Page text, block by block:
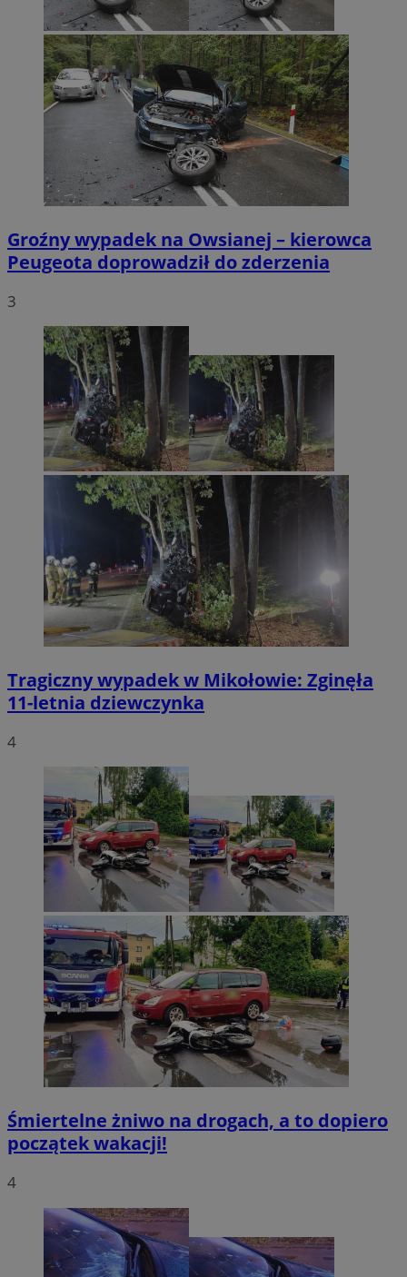
Groźny wypadek na Owsianej – kierowca
Peugeota doprowadził do zderzenia
3
Tragiczny wypadek w Mikołowie: Zginęła
11-letnia dziewczynka
4
Śmiertelne żniwo na drogach, a to dopiero
początek wakacji!
4